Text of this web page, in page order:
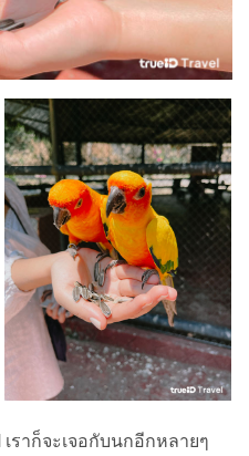
าก็จะเจอกับนกอีกหลายๆ